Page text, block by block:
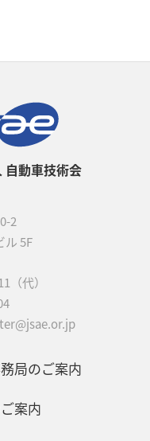
自動車技術会
2
ル 5F
（代）
局のご案内
案内